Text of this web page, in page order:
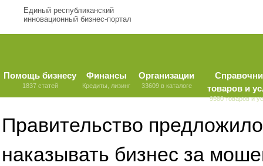
Единый республиканский
инновационный бизнес-портал
Помощь бизнесу
1837 статей
Финансы
Кредиты, лизинг
Организации
33609 в каталоге
товаров и
9580 товаров и
Правительство
наказывать бизнес за